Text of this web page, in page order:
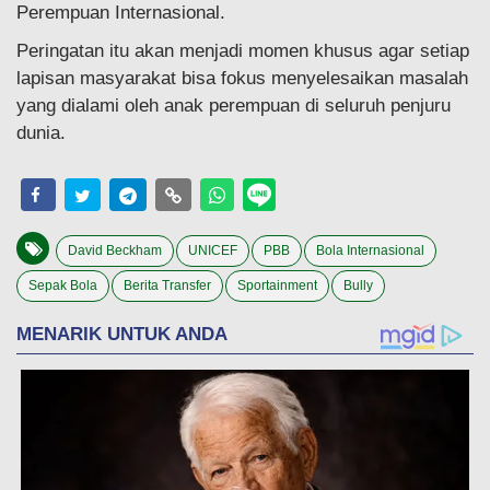
Perempuan Internasional.
Peringatan itu akan menjadi momen khusus agar setiap
lapisan masyarakat bisa fokus menyelesaikan masalah
yang dialami oleh anak perempuan di seluruh penjuru
dunia.
David Beckham UNICEF PBB Bola Internasional
Sepak Bola Berita Transfer Sportainment Bully